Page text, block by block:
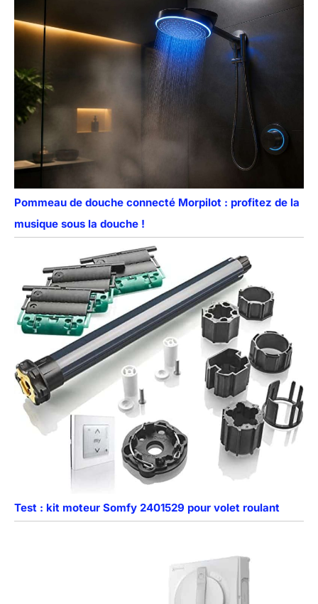
Pommeau de douche connecté Morpilot : profitez de la
musique sous la douche !
Test : kit moteur Somfy 2401529 pour volet roulant